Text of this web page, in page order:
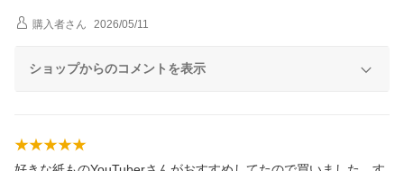
購入者さん 2026/05/11
ショップからのコメントを表示